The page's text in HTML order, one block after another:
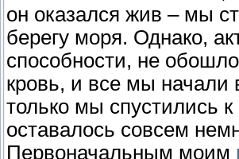
он оказался жив – мы
берегу моря. Однако,
способности, не
кровь, и все мы начали
только мы спустились
оставалось совсем
Первоначальным моим